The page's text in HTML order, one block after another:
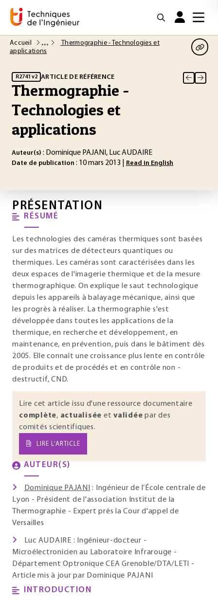
Accueil
Thermographie - Technologies et
applications
R2741 v2 ARTICLE DE RÉFÉRENCE
Thermographie -
Technologies et
applications
Auteur(s) : Dominique PAJANI, Luc AUDAIRE
Date de publication : 10 mars 2013 | Read in English
PRÉSENTATION
RÉSUMÉ
Les technologies des caméras thermiques sont basées
sur des matrices de détecteurs quantiques ou
thermiques. Les caméras sont caractérisées dans les
deux espaces de l'imagerie thermique et de la mesure
thermographique. On explique le saut technologique
depuis les appareils à balayage mécanique, ainsi que
les progrès à réaliser. La thermographie s'est
développée dans toutes les applications de la
thermique, en recherche et développement, en
maintenance, en prévention, puis dans le bâtiment dès
2005. Elle connaît une croissance plus lente en contrôle
de produits et de procédés et en contrôle non -
destructif, CND.
Lire cet article issu d'une ressource documentaire
complète, actualisée et validée par des
comités scientifiques.
LIRE L’ARTICLE
AUTEUR(S)
Dominique PAJANI
: Ingénieur de l’École centrale de
Lyon - Président de l'association Institut de la
Thermographie - Expert près la Cour d'appel de
Versailles
Luc AUDAIRE : Ingénieur-docteur -
Microélectronicien au Laboratoire Infrarouge -
Département Optronique CEA Grenoble/DTA/LETI -
Article mis à jour par Dominique PAJANI
INTRODUCTION